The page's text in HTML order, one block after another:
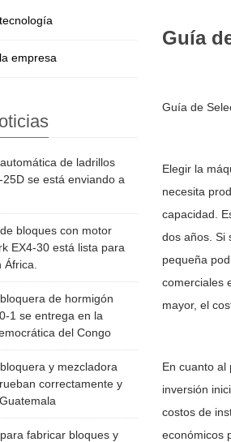
Guía
Guía de
Elegir la
necesita
capacidad.
dos años. Si
pequeña
comerciales
mayor, el
En cuanto al
inversión
costos de
económicos
empresa
de ladrillos
25D se está enviando a
bloques con motor
EX4-30 está lista para
de hormigón
1 se entrega en la
del Congo
y mezcladora
correctamente y
fabricar bloques y